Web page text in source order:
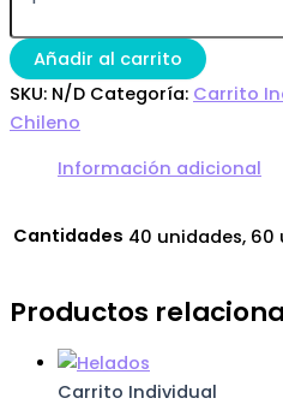
Añadir al carrito
SKU: N/D Categoría: Carrito
Chileno
Información adicional
Cantidades 40 unidades, 60
Productos
Carrito Individual